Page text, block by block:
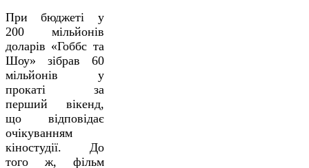
При бюджеті у
200 мільйонів
доларів «Гоббс та
Шоу» зібрав 60
мільйонів у
прокаті за
перший вікенд,
що відповідає
очікуванням
кіностудії. До
того ж, фільм